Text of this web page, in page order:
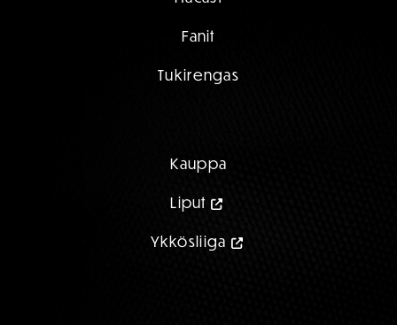
Fanit
Tukirengas
Kauppa
Liput
Ykkösliiga